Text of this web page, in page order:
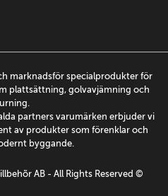
marknadsför specialprodukter för
plattsättning, golvavjämning och
partners varumärken erbjuder vi
av produkter som förenklar och
byggande.
AB - All Rights Reserved ©